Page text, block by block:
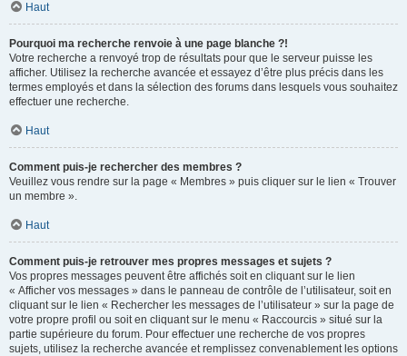
Haut
Pourquoi ma recherche renvoie à une page blanche ?!
Votre recherche a renvoyé trop de résultats pour que le serveur puisse les
afficher. Utilisez la recherche avancée et essayez d’être plus précis dans les
termes employés et dans la sélection des forums dans lesquels vous souhaitez
effectuer une recherche.
Haut
Comment puis-je rechercher des membres ?
Veuillez vous rendre sur la page « Membres » puis cliquer sur le lien « Trouver
un membre ».
Haut
Comment puis-je retrouver mes propres messages et sujets ?
Vos propres messages peuvent être affichés soit en cliquant sur le lien
« Afficher vos messages » dans le panneau de contrôle de l’utilisateur, soit en
cliquant sur le lien « Rechercher les messages de l’utilisateur » sur la page de
votre propre profil ou soit en cliquant sur le menu « Raccourcis » situé sur la
partie supérieure du forum. Pour effectuer une recherche de vos propres
sujets, utilisez la recherche avancée et remplissez convenablement les options